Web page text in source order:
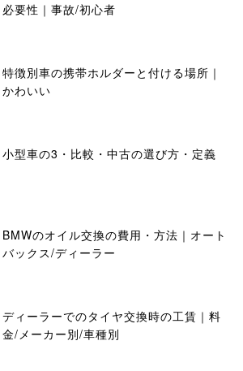
必要性｜事故/初心者
特徴別車の携帯ホルダーと付ける場所｜
かわいい
小型車の3・比較・中古の選び方・定義
BMWのオイル交換の費用・方法｜オート
バックス/ディーラー
ディーラーでのタイヤ交換時の工賃｜料
金/メーカー別/車種別